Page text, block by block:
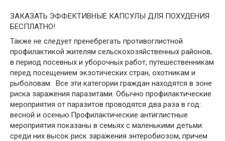
ЗАКАЗАТЬ ЭФФЕКТИВНЫЕ КАПСУЛЫ ДЛЯ ПОХУДЕНИЯ
БЕСПЛАТНО!
Также не следует пренебрегать противоглистной
профилактикой жителям сельскохозяйственных районов,
в период посевных и уборочных работ, путешественникам
перед посещением экзотических стран, охотникам и
рыболовам. Все эти категории граждан находятся в зоне
риска заражения паразитами. Обычно профилактические
мероприятия от паразитов проводятся два раза в год:
весной и осенью.Профилактические антиглистные
мероприятия показаны в семьях с маленькими детьми:
среди них высок риск заражения энтеробиозом, причем